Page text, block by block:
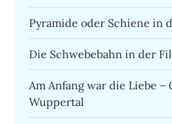
Pyramide oder Schiene in
Die Schwebebahn in der
Am Anfang war die Liebe –
Wuppertal